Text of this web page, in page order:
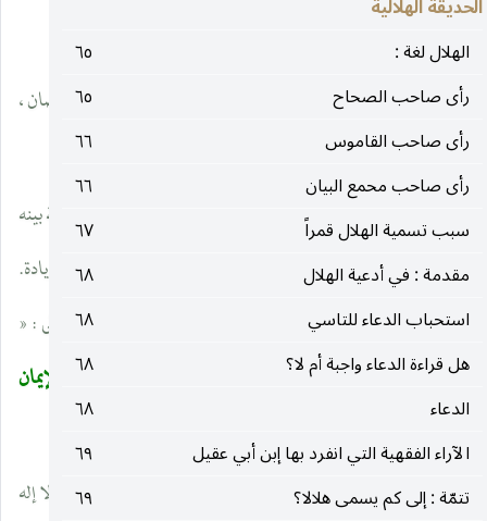
الحديقة الهلالية
الهلال لغة :
٦٥
رأى صاحب الصحاح
٦٥
رأى صاحب القاموس
٦٦
رأى صاحب محمع البيان
٦٦
سبب تسمية الهلال قمراً
٦٧
مقدمة : في أدعية الهلال
٦٨
استحباب الدعاء للتاسي
٦٨
هل قراءة الدعاء واجبة أم لا؟
٦٨
الدعاء
٦٨
الآراء الفقهية التي انفرد بها إبن أبي عقيل
٦٩
تتمّة : إلى كم يسمى هلالا؟
٦٩
ألإيمان إلّا هكذا ».
ولا يخفى أنَّ الإيمان أمر ـ مفهوم ـ إعتباري ، قابل للزيادة والنقصان ،
والشدّة وألضعف ، وعليه شواهد من القران الكريم والروايات.
والاسلام : يتحقق بإظهار الشهادتين فقط لا غير ، فتكون النسبة بينه
والإيمان هي العموم والخصوص المطلق ، إذ كل مؤمن مسلم وزيادة.
وليس كلّ مسلم مؤمنا. والقرآن الكريم شاهد عليه ، قال الثه تعالى : «
قالت الأعراب آمنا قل لم تؤمنوا ولكن قولوا أسلمنا ولمّا يدخل الإيمان
في قلوبكم » [ الحجرات ، مدنية ، ٤٩ : ١٤]
وهكذا قول الإمام الصادق عليه السلام : « الإسلام : شهادة أن لا إله